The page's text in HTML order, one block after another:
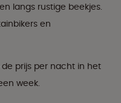
langs rustige beekjes.
en
prijs per nacht in het
week.